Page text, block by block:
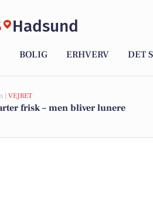
Hadsund
BOLIG ERHVERV DET
| VEJRET
frisk – men bliver lunere